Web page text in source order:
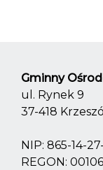
Gminny
ul. Rynek 9
37-418
NIP: 865-14-
REGON: